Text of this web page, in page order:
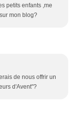
petits enfants ,me
mon blog?
de nous offrir un
d'Avent"?